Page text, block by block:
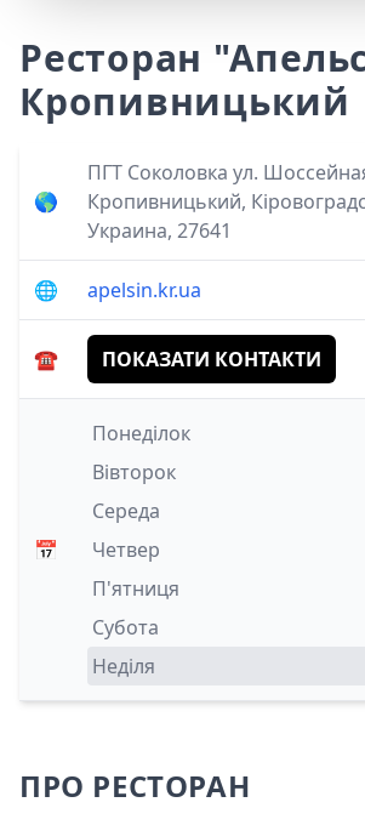
Ресторан
Кропивницький
🌎
ПГТ Соколовка ул.
Кропивницький,
Украина, 27641
🌐 apelsin.kr.ua
☎️ ПОКАЗАТИ КОНТАКТИ
📅
Понеділок
Вівторок
Середа
Четвер
П'ятниця
Субота
Неділя
ПРО РЕСТОРАН